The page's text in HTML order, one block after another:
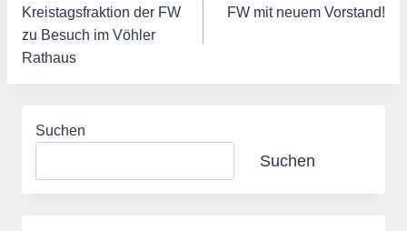
Kreistagsfraktion der FW
zu Besuch im Vöhler
Rathaus
FW mit neuem Vorstand!
Suchen
Suchen